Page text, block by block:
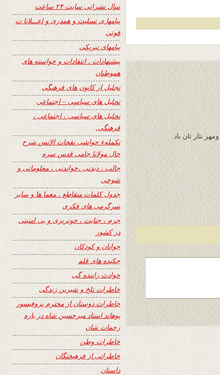
نثار تان باد.
سال نشراتی سایت ۲۴ ساعت
پیامها ی تسلیت و همدری و اعـــلانا ت
فوتی
پیامهای تبریکی
پیشنهادات ، انتقادات و خواسته های
هموطنان
تجلیل از کانون های فرهنگی
تحلیل های سیاسی – اجتماعی
تحلیل های سیاسی ، اجتماعی ،
فرهنگی.
تکملهء حواشی نفحات الانس شرح
حال مولانا جامی قدس سره
جالب ، دیدنی ،خواندنی ، معلوماتی و
شوخی
جدول کلمات متقاطع ، معما ها و سایر
سرگرمی های فکری
جرم ، جنایت ، خونریزی و بی امنیتی
در کشور
جوانان و کودکان
چکیده های قلم
حوادث راننده گی
خاطرات تلخ و شیرین زندگی
خاطرات دوستان از محترم پروفیسور
پوهاند استاد میرحسین شاه در باره
زحمات شان
خاطرات وطن
خاطراتی از فرهیختگان
داستان